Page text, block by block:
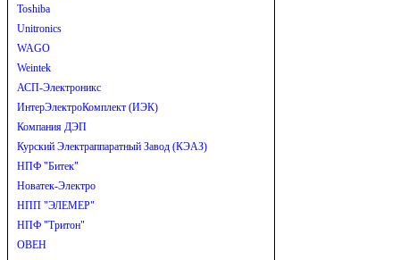
Toshiba
Unitronics
WAGO
Weintek
АСП-Электроникс
ИнтерЭлектроКомплект (ИЭК)
Компания ДЭП
Курский Электраппаратный Завод (КЭАЗ)
НПФ "Битек"
Новатек-Электро
НПП "ЭЛЕМЕР"
НПФ "Тритон"
ОВЕН